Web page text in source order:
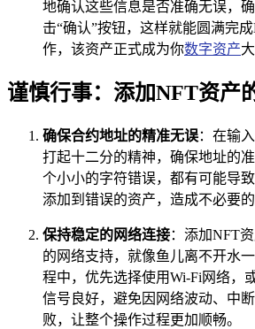
地确认这些信息是否准确无误，
击“确认”按钮，这样就能圆满完
作，该资产正式成为你数字资产
谨慎行事：添加NFT资产
确保合约地址的精准无误：在输
打起十二分的精神，确保地址的
个小小的字符错误，都有可能导
添加到错误的资产，造成不必要的
保持稳定的网络连接：添加NFT
的网络支持，就像鱼儿离不开水
程中，优先选择使用Wi-Fi网络，
信号良好，避免因网络波动、中
败，让整个操作过程更加顺畅。